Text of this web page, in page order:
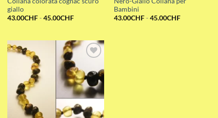
giallo
43.00CHF - 45.00CHFFascia
43.00CHF
a
45.00CHF
Bambini
43.00CHF - 45.00CHFFascia
Add to wishlist